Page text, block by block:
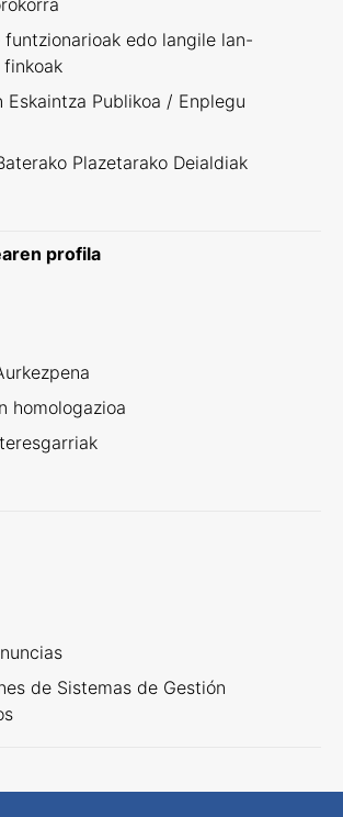
funtzionarioak edo langile lan-
Eskaintza Publikoa / Enplegu
Plazetarako Deialdiak
profila
homologazioa
de Sistemas de Gestión